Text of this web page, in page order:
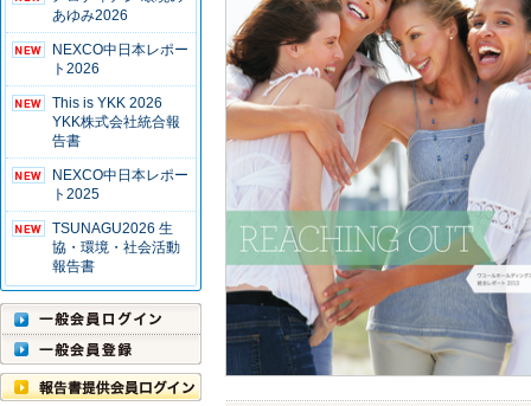
あゆみ2026
NEXCO中日本レポー
ト2026
This is YKK 2026
YKK株式会社統合報
告書
NEXCO中日本レポー
ト2025
TSUNAGU2026 生
協・環境・社会活動
報告書